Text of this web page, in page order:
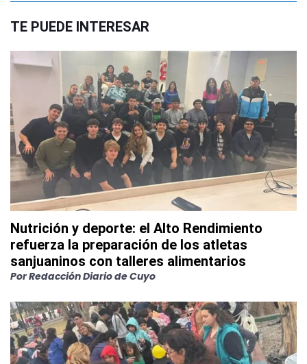
TE PUEDE INTERESAR
Nutrición y deporte: el Alto Rendimiento
refuerza la preparación de los atletas
sanjuaninos con talleres alimentarios
PorRedacción Diario de Cuyo